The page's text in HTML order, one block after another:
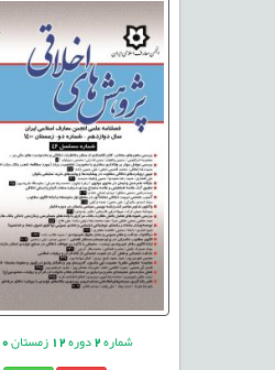
شماره2دوره12زمستان